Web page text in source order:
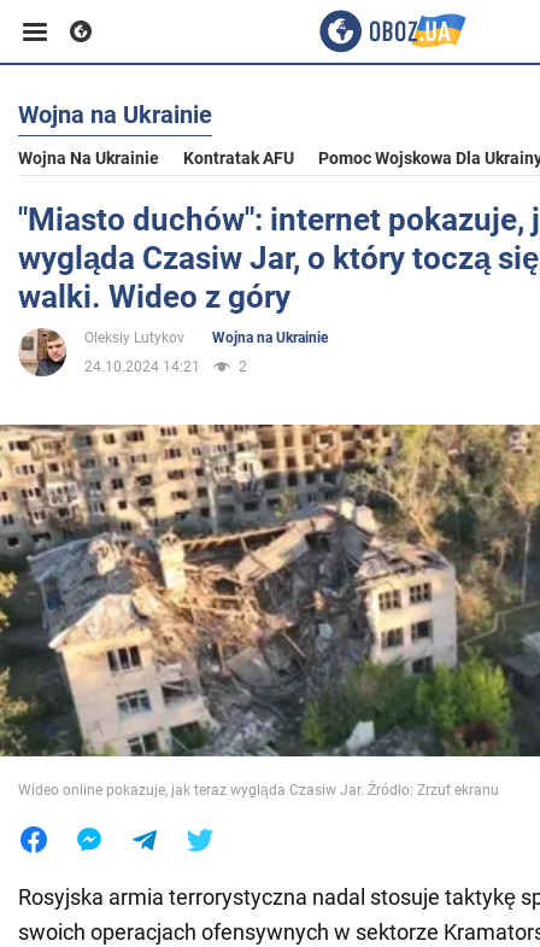
Biznes
Sport
Rozrywka
Życie
Polityka
Społeczeństwo
Wojna na Ukrainie
Świat
Jedzenie
Wojna na Ukrainie
Wojna Na Ukrainie Kontratak AFU Pomoc Wojskowa Dla
"Miasto duchów": internet pokazuje,
wygląda Czasiw Jar, o który toczą
walki. Wideo z góry
Oleksiy Lutykov
Wojna na Ukrainie
24.10.2024 14:21
2
Wideo online pokazuje, jak teraz wygląda Czasiw Jar. Źródło: Zrzut ekranu
Rosyjska armia terrorystyczna nadal stosuje taktykę
swoich operacjach ofensywnych w sektorze